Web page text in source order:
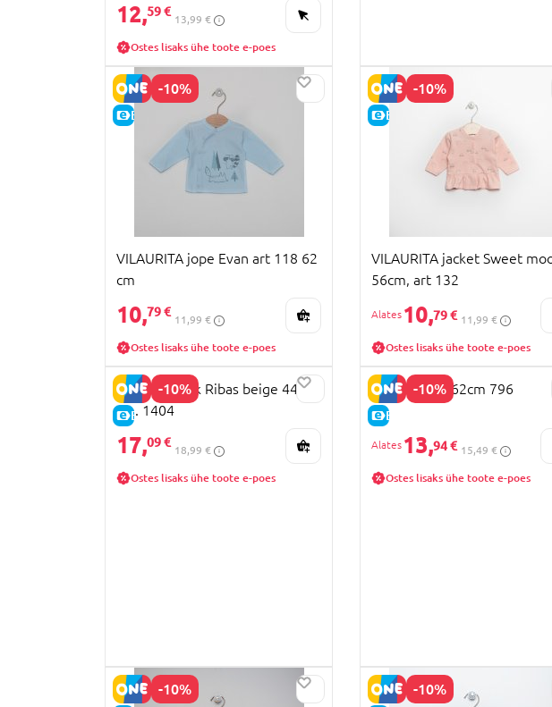
12,59 €
13,99 €
Ostes lisaks ühe toote e-poes
-10%
E-HIND
VILAURITA jope Evan art 118 62
cm
10,79 €
11,99 €
Ostes lisaks ühe toote e-poes
-10%
E-HIND
VILAURITA jacket Sweet
56cm, art 132
10,79 € 11,99 €
Ostes lisaks ühe toote e-poes
-10%
E-HIND
LORITA t-särk Ribas beige 44
cm. 1404
17,09 €
18,99 €
Ostes lisaks ühe toote e-poes
-10%
E-HIND
LORITA Särk 62cm 796
13,94 € 15,49 €
Ostes lisaks ühe toote e-poes
-10% -10%